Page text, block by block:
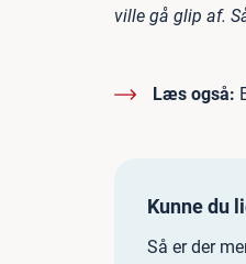
ville gå glip af.
Læs også:
Kunne du
Så er der